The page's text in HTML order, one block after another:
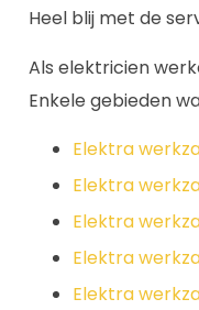
Heel blij met de
Als elektricien
Enkele gebieden
Elektra
Elektra
Elektra
Elektra
Elektra